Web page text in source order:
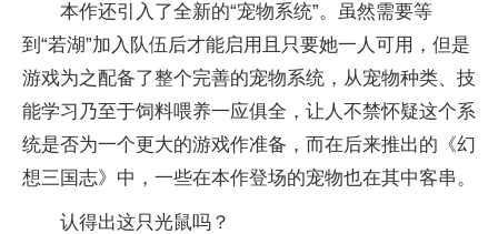
本作还引入了全新的“宠物系统”。虽然需要等
到“若湖”加入队伍后才能启用且只要她一人可用，但是
游戏为之配备了整个完善的宠物系统，从宠物种类、技
能学习乃至于饲料喂养一应俱全，让人不禁怀疑这个系
统是否为一个更大的游戏作准备，而在后来推出的《幻
想三国志》中，一些在本作登场的宠物也在其中客串。
认得出这只光鼠吗？